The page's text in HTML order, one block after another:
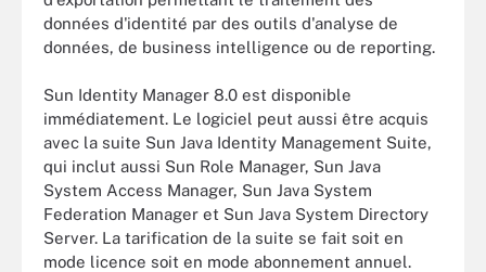
données d'identité par des outils d'analyse de
données, de business intelligence ou de reporting.
Sun Identity Manager 8.0 est disponible
immédiatement. Le logiciel peut aussi être acquis
avec la suite Sun Java Identity Management Suite,
qui inclut aussi Sun Role Manager, Sun Java
System Access Manager, Sun Java System
Federation Manager et Sun Java System Directory
Server. La tarification de la suite se fait soit en
mode licence soit en mode abonnement annuel.